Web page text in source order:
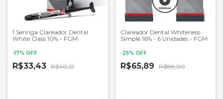
1 Seringa Clareador Dental
White Class 10% - FGM
-17% OFF
R$33,43 R$40,12
Clareador Dental Whiteness
Simple 16% - 6 Unidades - FGM
-25% OFF
R$65,89 R$88,00